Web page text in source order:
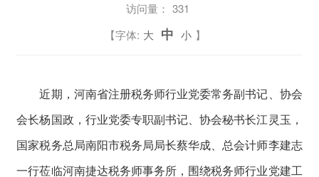
访问量： 331
【字体: 大 中 小 】
近期，河南省注册税务师行业党委常务副书记、协会
会长杨国政，行业党委专职副书记、协会秘书长江灵玉，
国家税务总局南阳市税务局局长蔡华成、总会计师李建志
一行莅临河南捷达税务师事务所，围绕税务师行业党建工